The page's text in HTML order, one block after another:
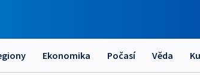
Ekonomika Počasí Věda